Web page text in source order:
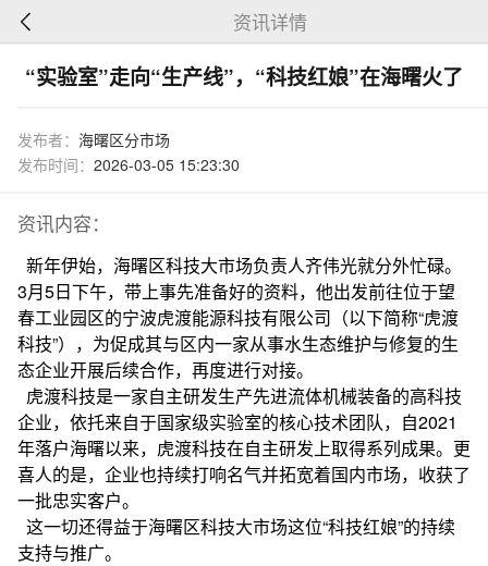
资讯详情
“实验室”走向“生产线”，“科技红娘”在海曙火了
发布者： 海曙区分市场
发布时间： 2026-03-05 15:23:30
资讯内容：
新年伊始，海曙区科技大市场负责人齐伟光就分外忙碌。
3月5日下午，带上事先准备好的资料，他出发前往位于望
春工业园区的宁波虎渡能源科技有限公司（以下简称“虎渡
科技”），为促成其与区内一家从事水生态维护与修复的生
态企业开展后续合作，再度进行对接。
虎渡科技是一家自主研发生产先进流体机械装备的高科技
企业，依托来自于国家级实验室的核心技术团队，自2021
年落户海曙以来，虎渡科技在自主研发上取得系列成果。更
喜人的是，企业也持续打响名气并拓宽着国内市场，收获了
一批忠实客户。
这一切还得益于海曙区科技大市场这位“科技红娘”的持续
支持与推广。